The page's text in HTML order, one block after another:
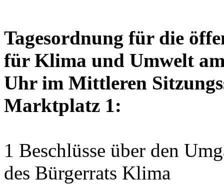
Tagesordnung für die
für Klima und Umwelt
Uhr im Mittleren
Marktplatz 1:
1 Beschlüsse über den
des Bürgerrats Klima